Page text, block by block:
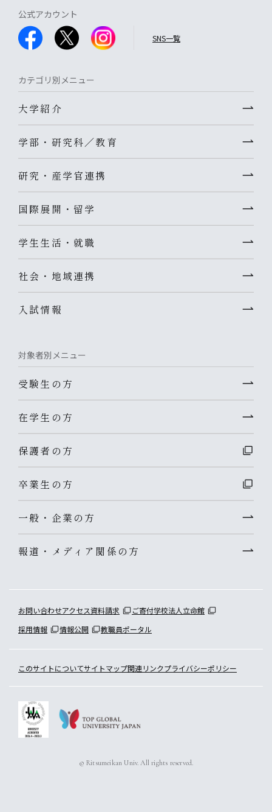
公式アカウント
SNS一覧
カテゴリ別メニュー
大学紹介
学部・研究科／教育
研究・産学官連携
国際展開・留学
学生生活・就職
社会・地域連携
入試情報
対象者別メニュー
受験生の方
在学生の方
保護者の方
卒業生の方
一般・企業の方
報道・メディア関係の方
お問い合わせアクセス資料請求 ご寄付学校法人立命館
採用情報
情報公開 教職員ポータル
このサイトについてサイトマップ関連リンクプライバシーポリシー
© Ritsumeikan Univ. All rights reserved.